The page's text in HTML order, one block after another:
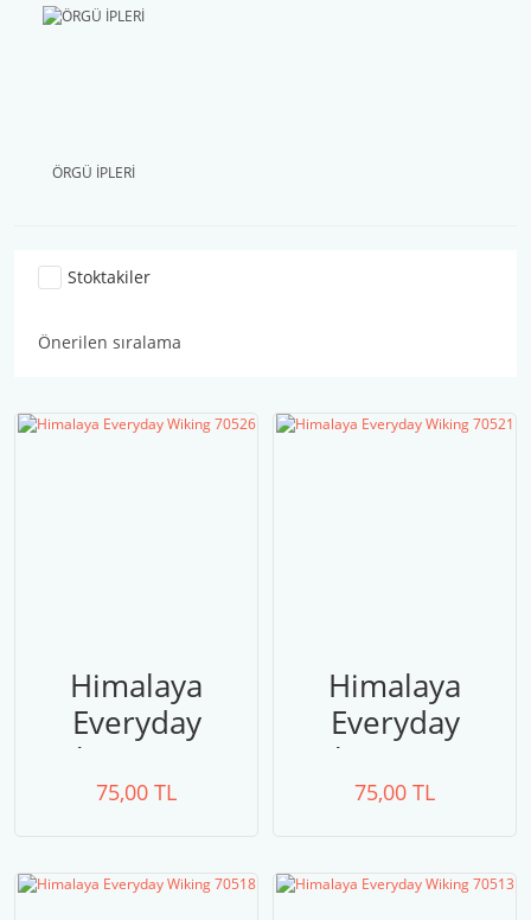
ÖRGÜ İPLERİ
Stoktakiler
Himalaya
Everyday
Wiking 70526
75,00 TL
Himalaya
Everyday
Wiking 70521
75,00 TL